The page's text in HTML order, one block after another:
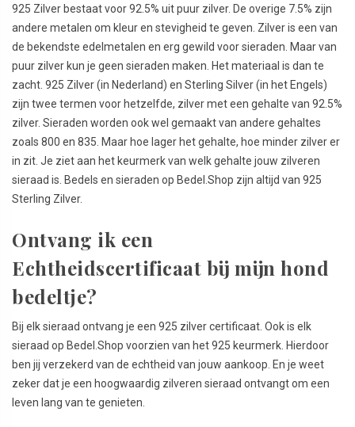
925 Zilver bestaat voor 92.5% uit puur zilver. De overige 7.5% zijn
andere metalen om kleur en stevigheid te geven. Zilver is een van
de bekendste edelmetalen en erg gewild voor sieraden. Maar van
puur zilver kun je geen sieraden maken. Het materiaal is dan te
zacht. 925 Zilver (in Nederland) en Sterling Silver (in het Engels)
zijn twee termen voor hetzelfde, zilver met een gehalte van 92.5%
zilver. Sieraden worden ook wel gemaakt van andere gehaltes
zoals 800 en 835. Maar hoe lager het gehalte, hoe minder zilver er
in zit. Je ziet aan het keurmerk van welk gehalte jouw zilveren
sieraad is. Bedels en sieraden op Bedel.Shop zijn altijd van 925
Sterling Zilver.
Ontvang ik een
Echtheidscertificaat bij mijn hond
bedeltje?
Bij elk sieraad ontvang je een 925 zilver certificaat. Ook is elk
sieraad op Bedel.Shop voorzien van het 925 keurmerk. Hierdoor
ben jij verzekerd van de echtheid van jouw aankoop. En je weet
zeker dat je een hoogwaardig zilveren sieraad ontvangt om een
leven lang van te genieten.